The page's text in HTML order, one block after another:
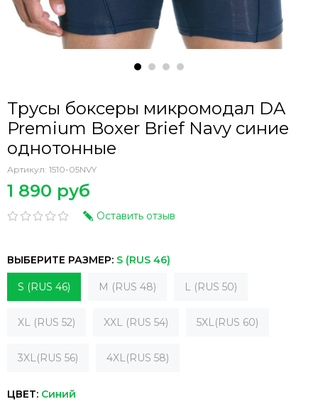
Трусы боксеры микромодал DA
Premium Boxer Brief Navy синие
однотонные
Артикул: 1510-05NVY
1 890 руб
Оставить отзыв
ВЫБЕРИТЕ РАЗМЕР: S (RUS 46)
S (RUS 46) M (RUS 48) L (RUS 50)
XL (RUS 52) XXL (RUS 54) 5XL(RUS 60)
3XL(RUS 56) 4XL(RUS 58)
ЦВЕТ: Синий